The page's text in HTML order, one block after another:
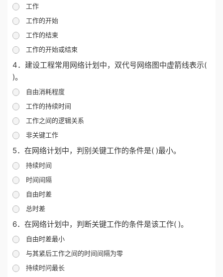
工作
工作的开始
工作的结束
工作的开始或结束
4．建设工程常用网络计划中，双代号网络图中虚箭线表示(
)。
自由消耗程度
工作的持续时间
工作之间的逻辑关系
非关键工作
5．在网络计划中，判别关键工作的条件是( )最小。
持续时间
时间间隔
自由时差
总时差
6．在网络计划中，判断关键工作的条件是该工作( )。
自由时差最小
与其紧后工作之间的时间间隔为零
持续时问最长